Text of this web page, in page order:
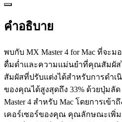
คำอธิบาย
พบกับ MX Master 4 for Mac ที่จะ
ดื่มด่ำและความแม่นยำที่คุณสัมผัส
สัมผัสที่ปรับแต่งได้สำหรับการดำเ
ของคุณได้สูงสุดถึง 33% ด้วยปุ่มลัด
Master 4 สำหรับ Mac โดยการเข้
เคอร์เซอร์ของคุณ คุณลักษณะเพิ่ม